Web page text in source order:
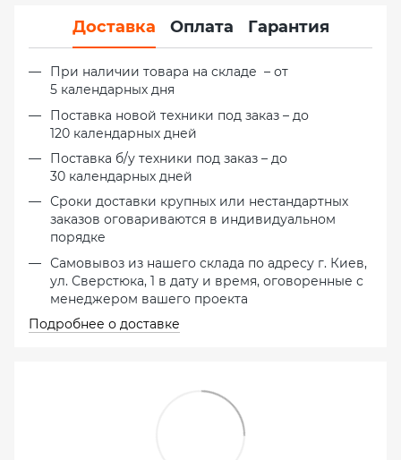
Доставка Оплата Гарантия
При наличии товара на складе – от
5 календарных дня
Поставка новой техники под заказ – до
120 календарных дней
Поставка б/у техники под заказ – до
30 календарных дней
Сроки доставки крупных или нестандартных
заказов оговариваются в индивидуальном
порядке
Самовывоз из нашего склада по адресу г. Киев,
ул. Сверстюка, 1 в дату и время, оговоренные с
менеджером вашего проекта
Подробнее о доставке